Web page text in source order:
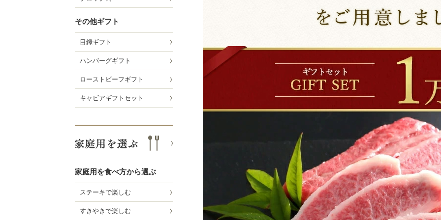
その他ギフト
目録ギフト
ハンバーグギフト
ローストビーフギフト
キャビアギフトセット
家庭用を食べ方から選ぶ
ステーキで楽しむ
すきやきで楽しむ